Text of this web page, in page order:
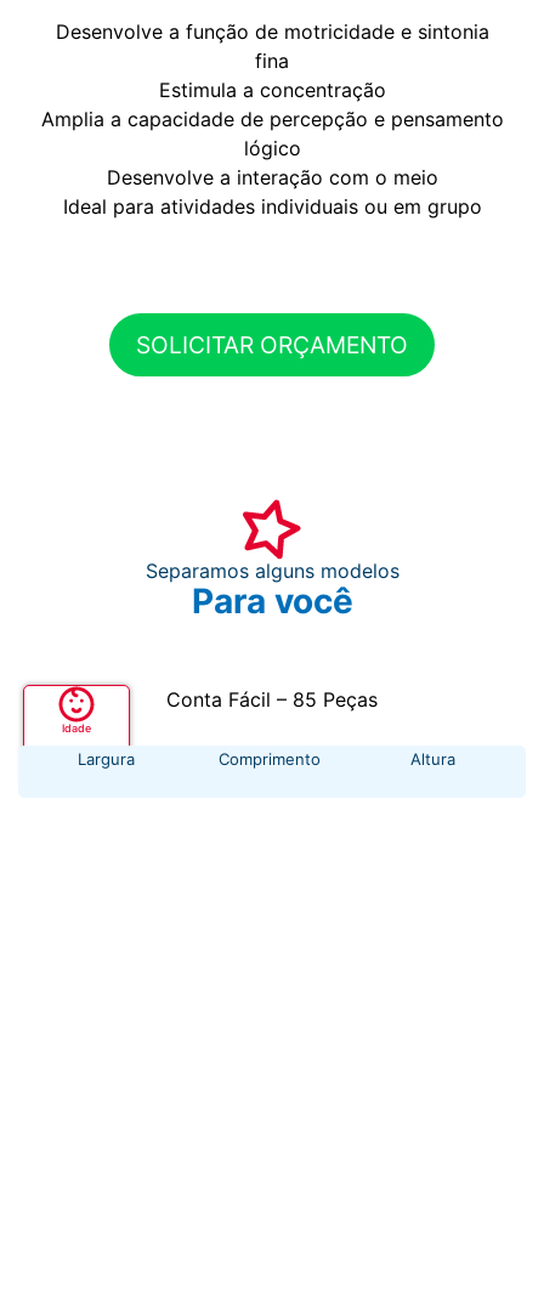
Desenvolve a função de motricidade e sintonia
fina
Estimula a concentração
Amplia a capacidade de percepção e pensamento
lógico
Desenvolve a interação com o meio
Ideal para atividades individuais ou em grupo
SOLICITAR ORÇAMENTO
Separamos alguns modelos
Para você
Idade
+ 3 anos
Conta Fácil – 85 Peças
Largura Comprimento Altura